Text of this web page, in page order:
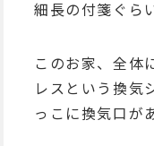
細長の付箋ぐら
このお家、全体
レスという換気
っこに換気口が